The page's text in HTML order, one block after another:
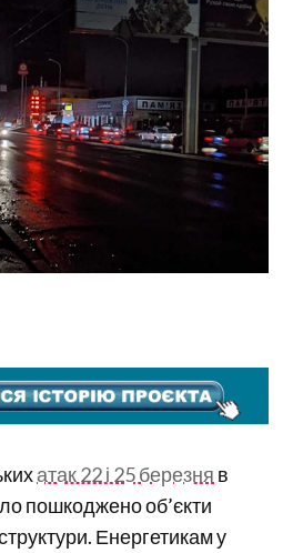
атак 22 і 25 березня в
пошкоджено об’єкти
Енергетикам у